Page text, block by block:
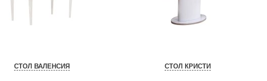
СТОЛ ВАЛЕНСИЯ СТОЛ КРИСТИ